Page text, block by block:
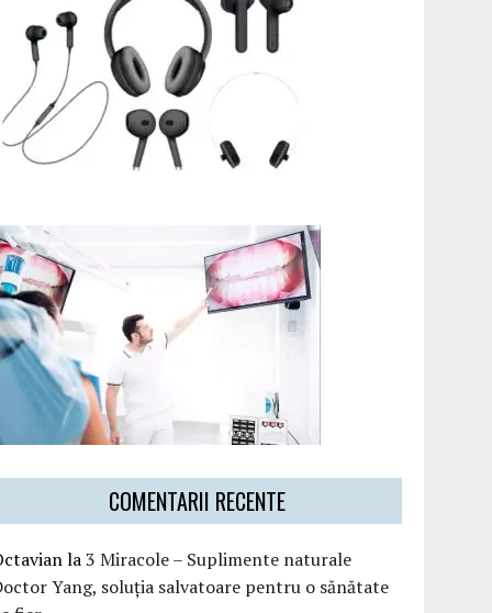
COMENTARII RECENTE
la3 Miracole – Suplimente naturale
Yang, soluția salvatoare pentru o sănătate